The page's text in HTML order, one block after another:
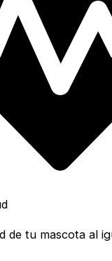
de tu mascota al